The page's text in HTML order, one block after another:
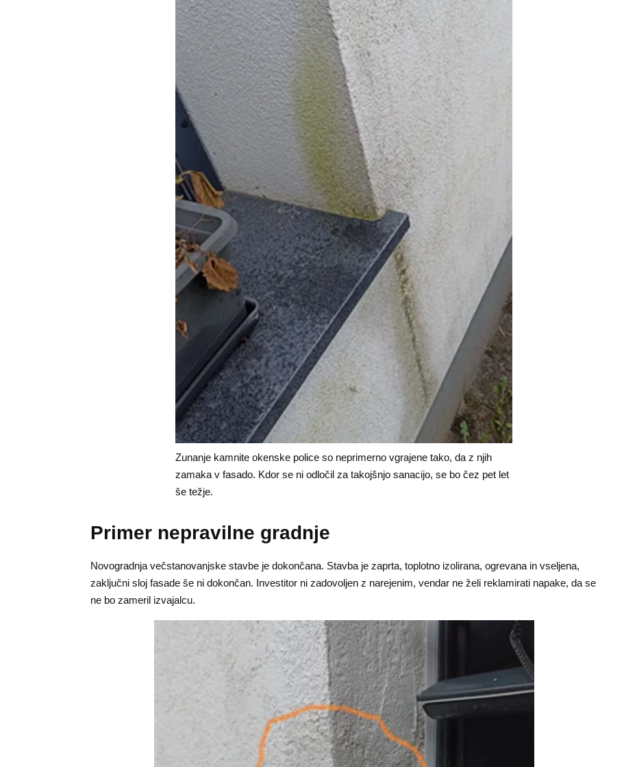
Zunanje kamnite okenske police so neprimerno vgrajene tako, da z njih
zamaka v fasado. Kdor se ni odločil za takojšnjo sanacijo, se bo čez pet let
še težje.
Primer nepravilne gradnje
Novogradnja večstanovanjske stavbe je dokončana. Stavba je zaprta, toplotno izolirana, ogrevana in vseljena,
zaključni sloj fasade še ni dokončan. Investitor ni zadovoljen z narejenim, vendar ne želi reklamirati napake, da se
ne bo zameril izvajalcu.